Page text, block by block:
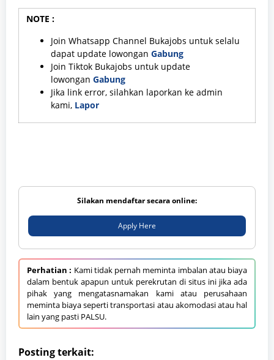
NOTE :
Join Whatsapp Channel Bukajobs untuk selalu
dapat update lowongan Gabung
Join Tiktok Bukajobs untuk update
lowongan Gabung
Jika link error, silahkan laporkan ke admin
kami, Lapor
Silakan mendaftar secara online:
Apply Here
Perhatian : Kami tidak pernah meminta imbalan atau biaya
dalam bentuk apapun untuk perekrutan di situs ini jika ada
pihak yang mengatasnamakan kami atau perusahaan
meminta biaya seperti transportasi atau akomodasi atau hal
lain yang pasti PALSU.
Posting terkait: